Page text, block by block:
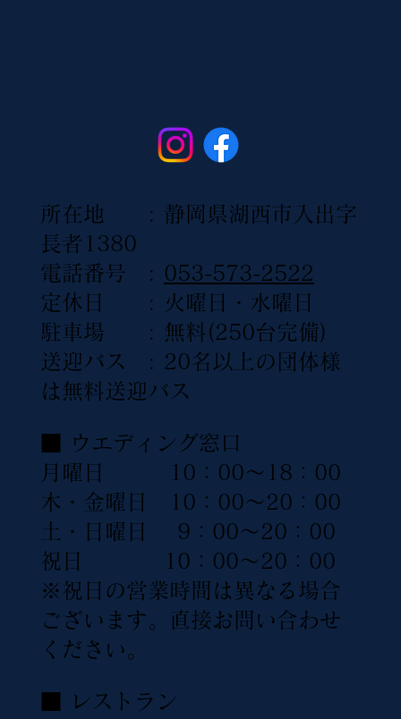
所在地 : 静岡県湖西市入出字
長者1380
電話番号 : 053-573-2522
定休日 : 火曜日・水曜日
駐車場 : 無料(250台完備)
送迎バス : 20名以上の団体様
は無料送迎バス
■ ウエディング窓口
月曜日 10：00〜18：00
木・金曜日 10：00〜20：00
土・日曜日 9：00〜20：00
祝日 10：00〜20：00
※祝日の営業時間は異なる場合
ございます。直接お問い合わせ
ください。
■ レストラン